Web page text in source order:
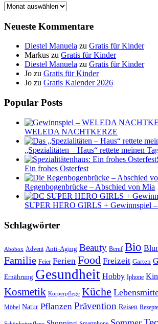
Archiv
Neueste Kommentare
Diestel Manuela zu Gratis für Kinder
Markus zu Gratis für Kinder
Diestel Manuela zu Gratis für Kinder
Jo zu Gratis für Kinder
Jo zu Gratis Kalender 2026
Popular Posts
WELEDA NACHTKERZE
„Spezialitäten – Haus“ rettete meinen
Ein frohes Osterfest
Regenbogenbrücke – Abschied von Mia
SUPER HERO GIRLS + Gewinnspiel
Schlagwörter
Abobox Advent Anti-Aging Beauty Beruf Bio
Familie Feier Ferien Food Freizeit Garten
Ernährung Gesundheit Hobby Iphone
Kosmetik Körperpflege Küche
Möbel Natur Pflanzen Prävention Reisen Rezepte